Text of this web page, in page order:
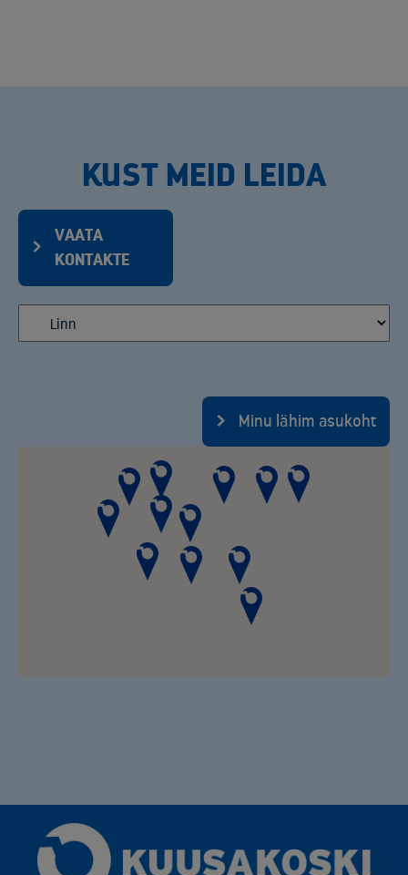
KUST MEID LEIDA
VAATA
KONTAKTE
Minu lähim asukoht